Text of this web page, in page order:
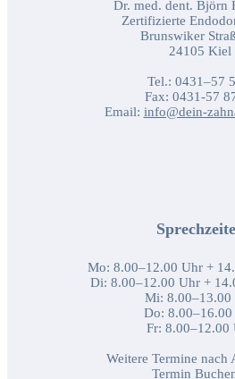
Dr. med. dent. Björn
Zertifizierte
Brunswiker
24105 Kiel
Tel.: 0431–57
Fax: 0431-57
Email: info@dein-
Mo: 8.00–12.00 Uhr +
Di: 8.00–12.00 Uhr +
Mi: 8.00–13.00
Do:
Fr: 8.00–12.00
Weitere Termine nach
Termin